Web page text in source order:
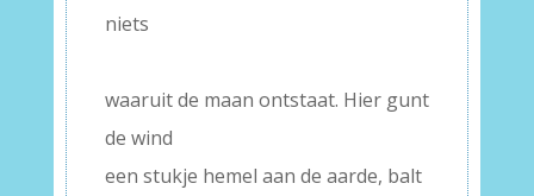
niets
waaruit de maan ontstaat. Hier gunt
de wind
een stukje hemel aan de aarde, balt